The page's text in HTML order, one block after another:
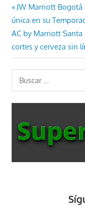
de
entradas
Entrada
anterior:
JW Marriott
única en su
Entrada
siguiente:
AC by Marriott
cortes y cerveza sin
Buscar: